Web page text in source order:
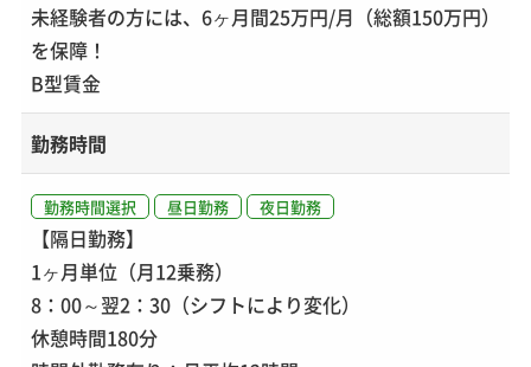
未経験者の方には、6ヶ月間25万円/月（総額150万円）
を保障！
B型賃金
勤務時間
勤務時間選択 昼日勤務 夜日勤務
【隔日勤務】
1ヶ月単位（月12乗務）
8：00～翌2：30（シフトにより変化）
休憩時間180分